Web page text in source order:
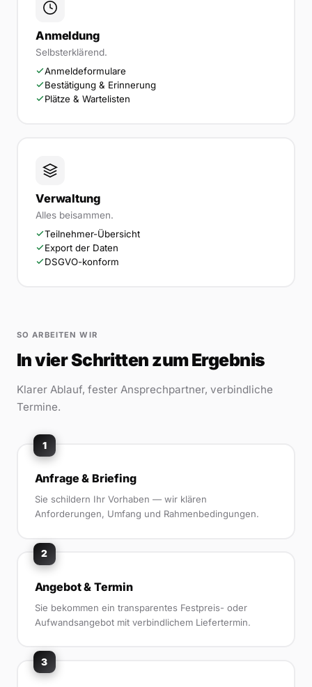
Anmeldung
Selbsterklärend.
Anmeldeformulare
Bestätigung & Erinnerung
Plätze & Wartelisten
Verwaltung
Alles beisammen.
Teilnehmer-Übersicht
Export der Daten
DSGVO-konform
SO ARBEITEN WIR
In vier Schritten zum Ergebnis
Klarer Ablauf, fester Ansprechpartner, verbindliche
Termine.
1
Anfrage & Briefing
Sie schildern Ihr Vorhaben — wir klären
Anforderungen, Umfang und Rahmenbedingungen.
2
Angebot & Termin
Sie bekommen ein transparentes Festpreis- oder
Aufwandsangebot mit verbindlichem Liefertermin.
3